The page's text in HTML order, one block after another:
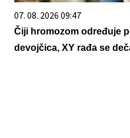
07. 08. 2026 09:47
Čiji hromozom određuje
devojčica, XY rađa se